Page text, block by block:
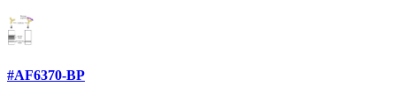
#AF6370-BP